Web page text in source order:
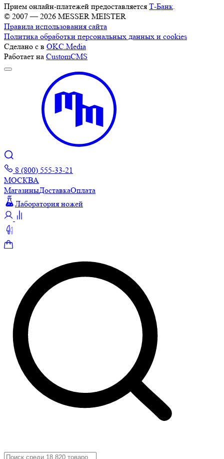
Прием онлайн-платежей предоставляется Т-Банк.
© 2007 — 2026 MESSER MEISTER
Правила использования сайта
Политика обработки персональных данных и cookies
Сделано с в OKC.Media
Работает на CustomCMS
8 (800) 555-33-21
МОСКВА
МагазиныДоставкаОплата
Лаборатория ножей